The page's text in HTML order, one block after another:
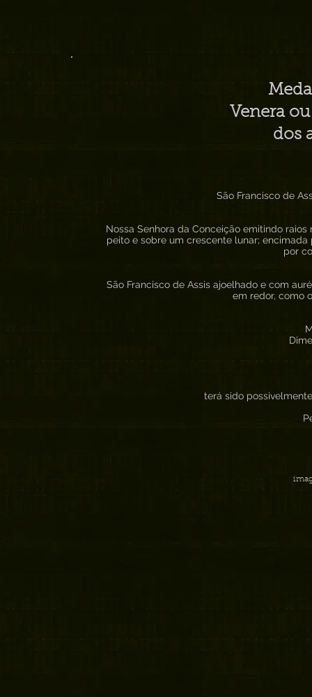
Venera
dos
São Francisco de
Nossa Senhora da Conceição emitindo
peito e sobre um crescente lunar;
por
São Francisco de Assis ajoelhado e com
em redor, como
terá sido